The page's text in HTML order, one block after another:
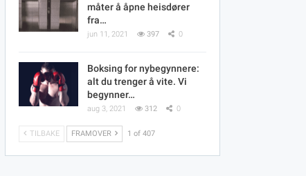
måter å åpne heisdører
fra…
jun 11, 2021 397 0
Boksing for nybegynnere:
alt du trenger å vite. Vi
begynner…
aug 3, 2021 312 0
TILBAKE FRAMOVER 1 of 407